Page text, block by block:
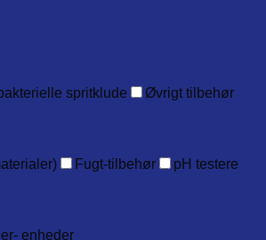
spritklude
Øvrigt tilbehør
Fugt-tilbehør
pH testere
enheder